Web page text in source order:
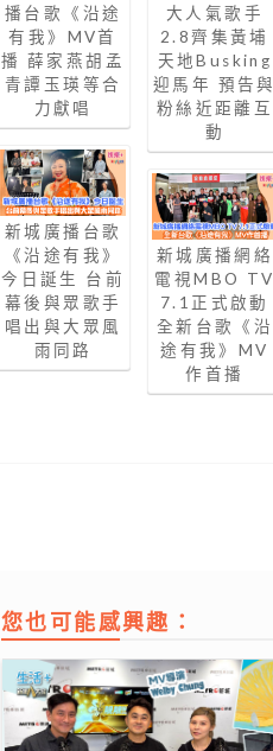
播台歌《沿途
有我》MV首
播 薛家燕胡孟
青譚玉瑛等合
力獻唱
新城廣播台歌
《沿途有我》
今日誕生 台前
幕後與眾歌手
唱出與大眾風
雨同路
大人氣歌手
2.8齊集黃埔
天地Busking
迎馬年 預告與
粉絲近距離互
動
新城廣播網絡
電視MBO TV
7.1正式啟動
全新台歌《沿
途有我》MV
作首播
您也可能感興趣：